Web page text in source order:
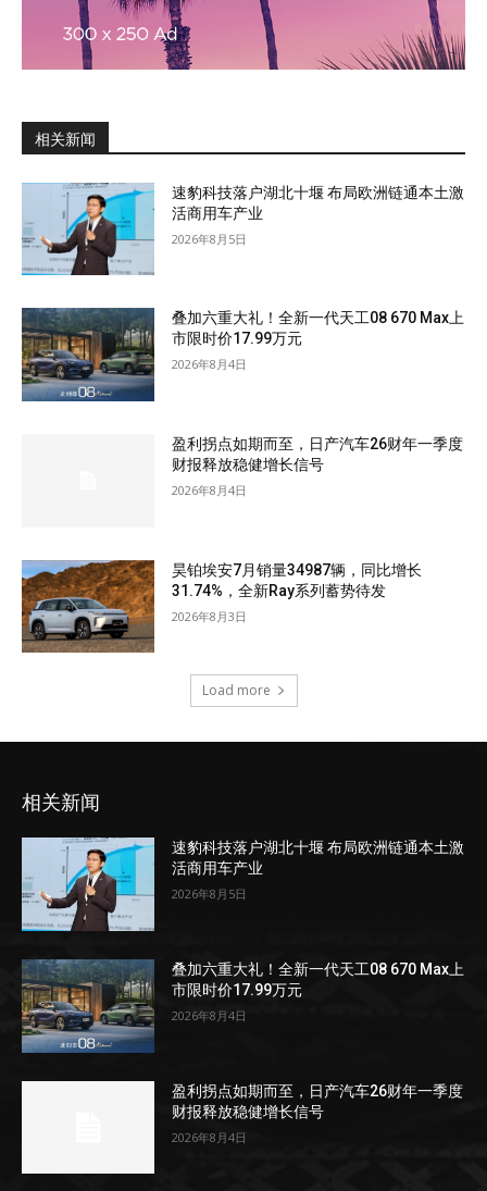
相关新闻
速豹科技落户湖北十堰 布局欧洲链通本土激
活商用车产业
2026年8月5日
叠加六重大礼！全新一代天工08 670 Max上
市限时价17.99万元
2026年8月4日
盈利拐点如期而至，日产汽车26财年一季度
财报释放稳健增长信号
2026年8月4日
昊铂埃安7月销量34987辆，同比增长
31.74%，全新Ray系列蓄势待发
2026年8月3日
Load more
相关新闻
速豹科技落户湖北十堰 布局欧洲链通本土激
活商用车产业
2026年8月5日
叠加六重大礼！全新一代天工08 670 Max上
市限时价17.99万元
2026年8月4日
盈利拐点如期而至，日产汽车26财年一季度
财报释放稳健增长信号
2026年8月4日